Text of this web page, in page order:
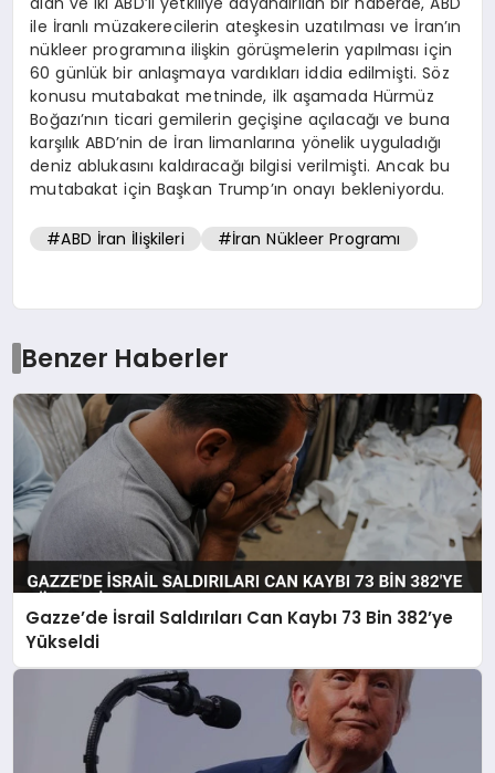
ile İranlı müzakerecilerin ateşkesin uzatılması ve İran’ın
nükleer programına ilişkin görüşmelerin yapılması için
60 günlük bir anlaşmaya vardıkları iddia edilmişti. Söz
konusu mutabakat metninde, ilk aşamada Hürmüz
Boğazı’nın ticari gemilerin geçişine açılacağı ve buna
karşılık ABD’nin de İran limanlarına yönelik uyguladığı
deniz ablukasını kaldıracağı bilgisi verilmişti. Ancak bu
mutabakat için Başkan Trump’ın onayı bekleniyordu.
#ABD İran İlişkileri #İran Nükleer Programı
Benzer Haberler
Gazze’de İsrail Saldırıları Can Kaybı 73 Bin 382’ye
Yükseldi